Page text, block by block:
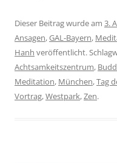
Dieser Beitrag wurde am 3.
Ansagen,GAL-Bayern,
Hanh veröffentlicht.
Achtsamkeitszentrum,
Meditation, München,Tag
Vortrag,Westpark,Zen.